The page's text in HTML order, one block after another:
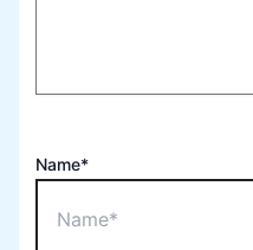
Name*